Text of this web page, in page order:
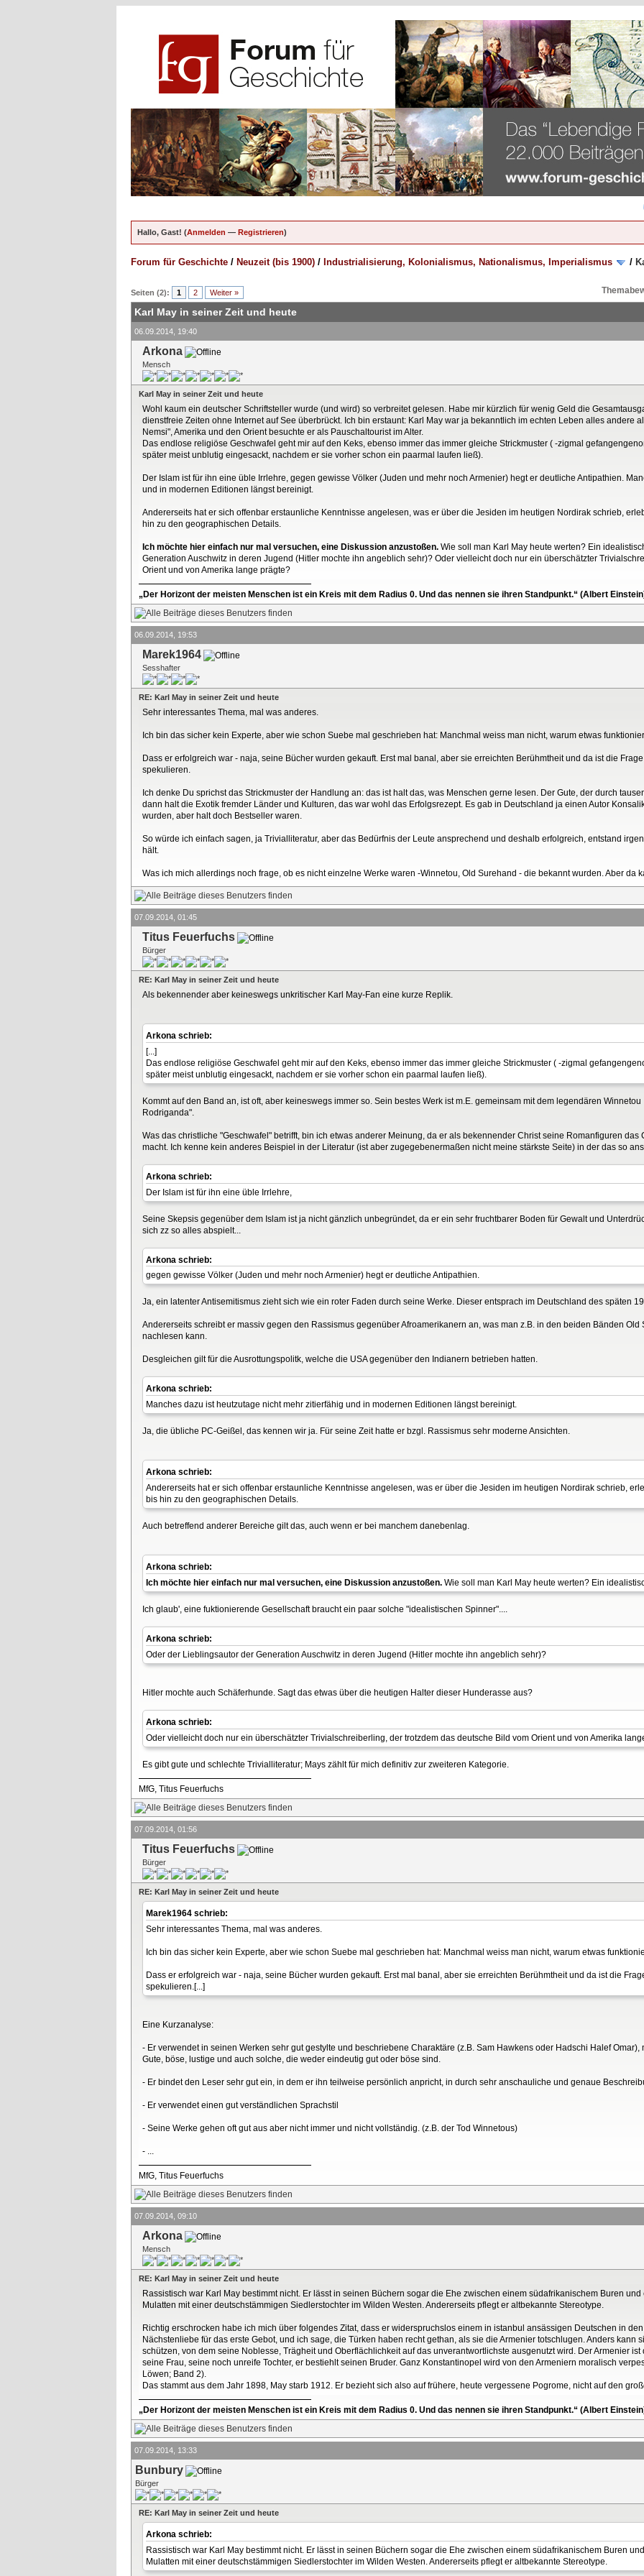
Hallo, Gast! (Anmelden — Registrieren)
Forum für Geschichte / Neuzeit (bis 1900) / Industrialisierung, Kolonialismus, Nationalismus, Imperialismus /
Seiten (2): 1 2 Weiter »
Karl May in seiner Zeit und heute
06.09.2014, 19:40
Arkona
Mensch
Karl May in seiner Zeit und heute
Wohl kaum ein deutscher Schriftsteller wurde (und wird) so verbreitet gelesen. Habe mir kürzlich für wenig Geld die
dienstfreie Zeiten ohne Internet auf See überbrückt. Ich bin erstaunt: Karl May war ja bekanntlich im echten Leben alles andere
Nemsi", Amerika und den Orient besuchte er als Pauschaltourist im Alter.
Das endlose religiöse Geschwafel geht mir auf den Keks, ebenso immer das immer gleiche Strickmuster ( -zigmal
später meist unblutig eingesackt, nachdem er sie vorher schon ein paarmal laufen ließ).
Der Islam ist für ihn eine üble Irrlehre, gegen gewisse Völker (Juden und mehr noch Armenier) hegt er deutliche Antipathien.
und in modernen Editionen längst bereinigt.
Andererseits hat er sich offenbar erstaunliche Kenntnisse angelesen, was er über die Jesiden im heutigen Nordirak schrieb,
hin zu den geographischen Details.
Ich möchte hier einfach nur mal versuchen, eine Diskussion anzustoßen. Wie soll man Karl May heute werten? Ein
Generation Auschwitz in deren Jugend (Hitler mochte ihn angeblich sehr)? Oder vielleicht doch nur ein überschätzter
Orient und von Amerika lange prägte?
„Der Horizont der meisten Menschen ist ein Kreis mit dem Radius 0. Und das nennen sie ihren Standpunkt.“ (Albert
06.09.2014, 19:53
Marek1964
Sesshafter
RE: Karl May in seiner Zeit und heute
Sehr interessantes Thema, mal was anderes.
Ich bin das sicher kein Experte, aber wie schon Suebe mal geschrieben hat: Manchmal weiss man nicht, warum etwas
Dass er erfolgreich war - naja, seine Bücher wurden gekauft. Erst mal banal, aber sie erreichten Berühmtheit und da ist die
spekulieren.
Ich denke Du sprichst das Strickmuster der Handlung an: das ist halt das, was Menschen gerne lesen. Der Gute, der durch
dann halt die Exotik fremder Länder und Kulturen, das war wohl das Erfolgsrezept. Es gab in Deutschland ja einen Autor
wurden, aber halt doch Bestseller waren.
So würde ich einfach sagen, ja Trivialliteratur, aber das Bedürfnis der Leute ansprechend und deshalb erfolgreich, entstand
hält.
Was ich mich allerdings noch frage, ob es nicht einzelne Werke waren -Winnetou, Old Surehand - die bekannt wurden. Aber da
07.09.2014, 01:45
Titus Feuerfuchs
Bürger
RE: Karl May in seiner Zeit und heute
Als bekennender aber keineswegs unkritischer Karl May-Fan eine kurze Replik.
Arkona schrieb:
[...]
Das endlose religiöse Geschwafel geht mir auf den Keks, ebenso immer das immer gleiche Strickmuster ( -zigmal
später meist unblutig eingesackt, nachdem er sie vorher schon ein paarmal laufen ließ).
Kommt auf den Band an, ist oft, aber keineswegs immer so. Sein bestes Werk ist m.E. gemeinsam mit dem legendären
Rodriganda".
Was das christliche "Geschwafel" betrifft, bin ich etwas anderer Meinung, da er als bekennender Christ seine Romanfiguren
macht. Ich kenne kein anderes Beispiel in der Literatur (ist aber zugegebenermaßen nicht meine stärkste Seite) in der das so
Arkona schrieb:
Der Islam ist für ihn eine üble Irrlehre,
Seine Skepsis gegenüber dem Islam ist ja nicht gänzlich unbegründet, da er ein sehr fruchtbarer Boden für Gewalt und
sich zz so alles abspielt...
Arkona schrieb:
gegen gewisse Völker (Juden und mehr noch Armenier) hegt er deutliche Antipathien.
Ja, ein latenter Antisemitismus zieht sich wie ein roter Faden durch seine Werke. Dieser entsprach im Deutschland des späten
Andererseits schreibt er massiv gegen den Rassismus gegenüber Afroamerikanern an, was man z.B. in den beiden Bänden
nachlesen kann.
Desgleichen gilt für die Ausrottungspolitk, welche die USA gegenüber den Indianern betrieben hatten.
Arkona schrieb:
Manches dazu ist heutzutage nicht mehr zitierfähig und in modernen Editionen längst bereinigt.
Ja, die übliche PC-Geißel, das kennen wir ja. Für seine Zeit hatte er bzgl. Rassismus sehr moderne Ansichten.
Arkona schrieb:
Andererseits hat er sich offenbar erstaunliche Kenntnisse angelesen, was er über die Jesiden im heutigen Nordirak schrieb,
bis hin zu den geographischen Details.
Auch betreffend anderer Bereiche gilt das, auch wenn er bei manchem danebenlag.
Arkona schrieb:
Ich möchte hier einfach nur mal versuchen, eine Diskussion anzustoßen. Wie soll man Karl May heute werten? Ein
Ich glaub', eine fuktionierende Gesellschaft braucht ein paar solche "idealistischen Spinner"....
Arkona schrieb:
Oder der Lieblingsautor der Generation Auschwitz in deren Jugend (Hitler mochte ihn angeblich sehr)?
Hitler mochte auch Schäferhunde. Sagt das etwas über die heutigen Halter dieser Hunderasse aus?
Arkona schrieb:
Oder vielleicht doch nur ein überschätzter Trivialschreiberling, der trotzdem das deutsche Bild vom Orient und von Amerika
Es gibt gute und schlechte Trivialliteratur; Mays zählt für mich definitiv zur zweiteren Kategorie.
MfG, Titus Feuerfuchs
07.09.2014, 01:56
Titus Feuerfuchs
Bürger
RE: Karl May in seiner Zeit und heute
Marek1964 schrieb:
Sehr interessantes Thema, mal was anderes.
Ich bin das sicher kein Experte, aber wie schon Suebe mal geschrieben hat: Manchmal weiss man nicht, warum etwas
Dass er erfolgreich war - naja, seine Bücher wurden gekauft. Erst mal banal, aber sie erreichten Berühmtheit und da ist die
spekulieren.[...]
Eine Kurzanalyse:
- Er verwendet in seinen Werken sehr gut gestylte und beschriebene Charaktäre (z.B. Sam Hawkens oder Hadschi Halef
Gute, böse, lustige und auch solche, die weder eindeutig gut oder böse sind.
- Er bindet den Leser sehr gut ein, in dem er ihn teilweise persönlich anpricht, in durch sehr anschauliche und genaue
- Er verwendet einen gut verständlichen Sprachstil
- Seine Werke gehen oft gut aus aber nicht immer und nicht vollständig. (z.B. der Tod Winnetous)
- ...
MfG, Titus Feuerfuchs
07.09.2014, 09:10
Arkona
Mensch
RE: Karl May in seiner Zeit und heute
Rassistisch war Karl May bestimmt nicht. Er lässt in seinen Büchern sogar die Ehe zwischen einem südafrikanischem Buren
Mulatten mit einer deutschstämmigen Siedlerstochter im Wilden Westen. Andererseits pflegt er altbekannte Stereotype.
Richtig erschrocken habe ich mich über folgendes Zitat, dass er widerspruchslos einem in istanbul ansässigen Deutschen in
Nächstenliebe für das erste Gebot, und ich sage, die Türken haben recht gethan, als sie die Armenier totschlugen. Anders kann
schützen, von dem seine Noblesse, Trägheit und Oberflächlichkeit auf das unverantwortlichste ausgenutzt wird. Der Armenier
seine Frau, seine noch unreife Tochter, er bestiehlt seinen Bruder. Ganz Konstantinopel wird von den Armeniern moralisch
Löwen; Band 2).
Das stammt aus dem Jahr 1898, May starb 1912. Er bezieht sich also auf frühere, heute vergessene Pogrome, nicht auf den
„Der Horizont der meisten Menschen ist ein Kreis mit dem Radius 0. Und das nennen sie ihren Standpunkt.“ (Albert
07.09.2014, 13:33
Bunbury
Bürger
RE: Karl May in seiner Zeit und heute
Arkona schrieb:
Rassistisch war Karl May bestimmt nicht. Er lässt in seinen Büchern sogar die Ehe zwischen einem südafrikanischem Buren
Mulatten mit einer deutschstämmigen Siedlerstochter im Wilden Westen. Andererseits pflegt er altbekannte Stereotype.